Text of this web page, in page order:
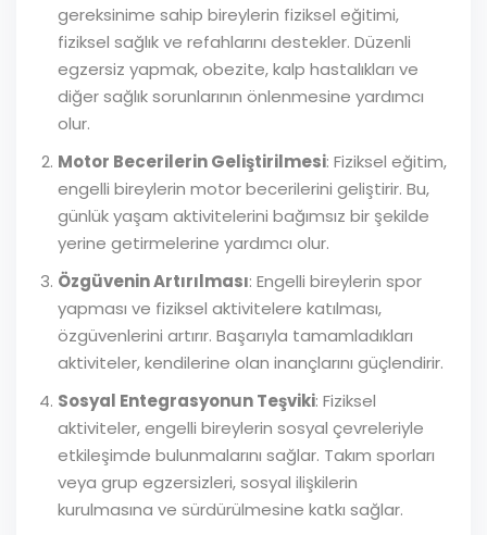
gereksinime sahip bireylerin fiziksel eğitimi,
fiziksel sağlık ve refahlarını destekler. Düzenli
egzersiz yapmak, obezite, kalp hastalıkları ve
diğer sağlık sorunlarının önlenmesine yardımcı
olur.
Motor Becerilerin Geliştirilmesi: Fiziksel eğitim,
engelli bireylerin motor becerilerini geliştirir. Bu,
günlük yaşam aktivitelerini bağımsız bir şekilde
yerine getirmelerine yardımcı olur.
Özgüvenin Artırılması: Engelli bireylerin spor
yapması ve fiziksel aktivitelere katılması,
özgüvenlerini artırır. Başarıyla tamamladıkları
aktiviteler, kendilerine olan inançlarını güçlendirir.
Sosyal Entegrasyonun Teşviki: Fiziksel
aktiviteler, engelli bireylerin sosyal çevreleriyle
etkileşimde bulunmalarını sağlar. Takım sporları
veya grup egzersizleri, sosyal ilişkilerin
kurulmasına ve sürdürülmesine katkı sağlar.